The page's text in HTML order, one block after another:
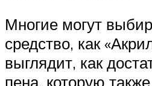
Многие могут
средство, как
выглядит, как
пена, которую